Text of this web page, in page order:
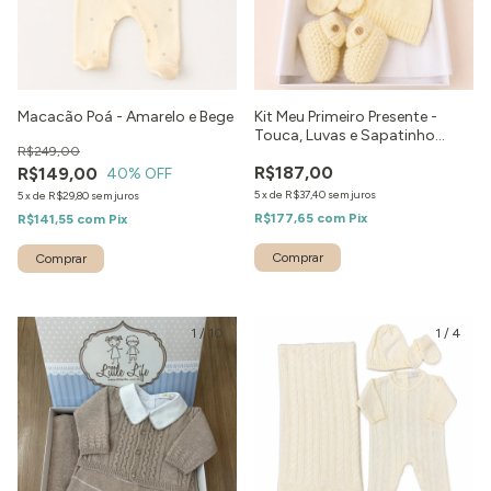
Macacão Poá - Amarelo e Bege
R$149,00
R$249,00
40% OFF
5xde R$29,80 sem juros
R$141,55 com Pix
Comprar
Kit Meu Primeiro Presente -
Touca, Luvas e Sapatinho
R$187,00
5xde R$37,40 sem juros
R$177,65 com Pix
Comprar
1 / 10 1 / 4